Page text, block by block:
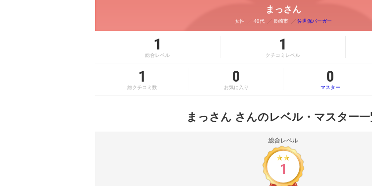
まっさん
女性 40代 長崎市 佐世保バーガー
1
総合レベル
1
クチコミレベル
1
総クチコミ数
0
お気に入り
0
マスター
まっさん さんのレベル・マスター一
総合レベル
1